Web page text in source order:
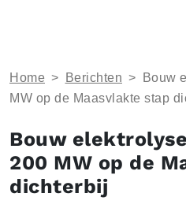
Home > Berichten >
Bouw
MW op de Maasvlakte stap
Bouw
200 MW op de
dichterbij